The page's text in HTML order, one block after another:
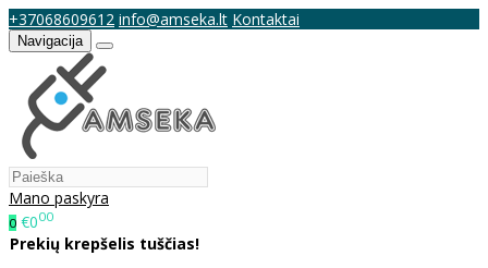
+37068609612 info@amseka.lt Kontaktai
Navigacija
Mano paskyra
0 €000
Prekių krepšelis tuščias!